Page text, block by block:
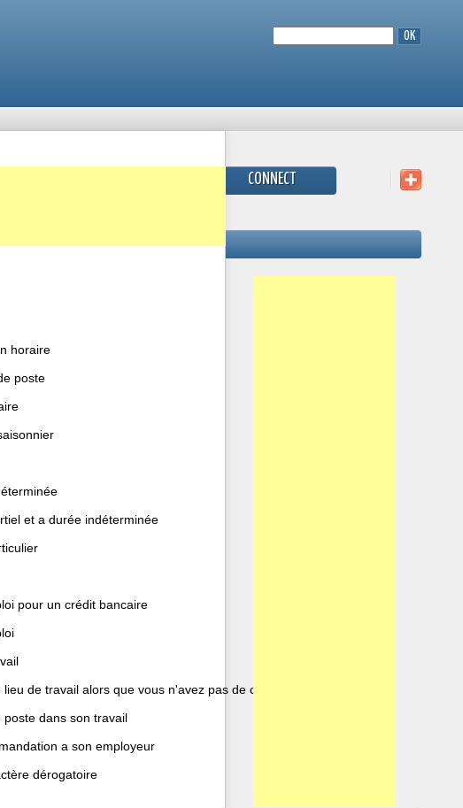
horaire
poste
et a durée indéterminée
pour un crédit bancaire
de travail alors que vous n'avez pas de clause de mobilité
dans son travail
a son employeur
dérogatoire
CONNECT